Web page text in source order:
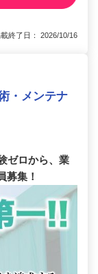
終了日： 2026/10/16
・メンテナ
ゼロから、業
募集！